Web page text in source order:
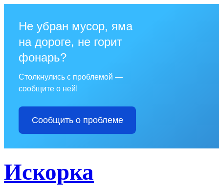
Не убран мусор, яма
на дороге, не горит
фонарь?
Столкнулись с проблемой —
сообщите о ней!
Сообщить о проблеме
Искорка